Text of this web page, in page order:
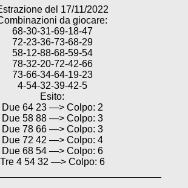
del 17/11/2022
da giocare:
68-30-31-69-18-47
72-23-36-73-68-29
58-12-88-68-59-54
78-32-20-72-42-66
73-66-34-64-19-23
4-54-32-39-42-5
Esito:
Due 64 23 —> Colpo: 2
Due 58 88 —> Colpo: 3
Due 78 66 —> Colpo: 3
Due 72 42 —> Colpo: 4
Due 68 54 —> Colpo: 6
Tre 4 54 32 —> Colpo: 6